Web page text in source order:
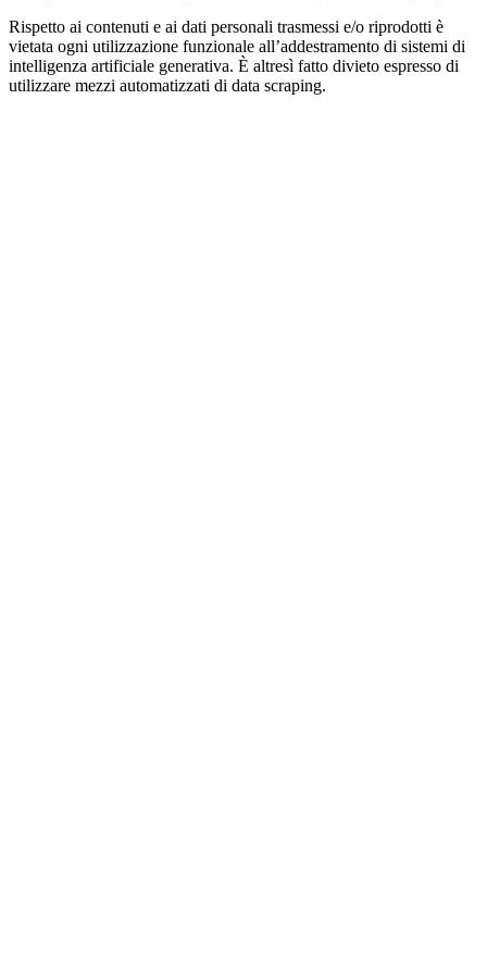
Rispetto ai contenuti e ai dati personali trasmessi e/o riprodotti è
vietata ogni utilizzazione funzionale all’addestramento di sistemi di
intelligenza artificiale generativa. È altresì fatto divieto espresso di
utilizzare mezzi automatizzati di data scraping.